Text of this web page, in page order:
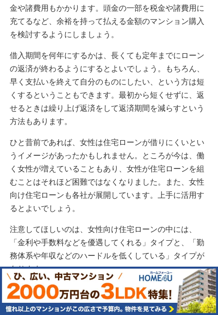
金や諸費用もかかります。頭金の一部を税金や諸費用に
充てるなど、余裕を持って払える金額のマンション購入
を検討するようにしましょう。
借入期間を何年にするかは、長くても定年までにローン
の返済が終わるようにするとよいでしょう。もちろん、
早く支払いを終えて自分のものにしたい、という方は短
くするということもできます。最初から短くせずに、返
せるときは繰り上げ返済をして返済期間を減らすという
方法もあります。
ひと昔前であれば、女性は住宅ローンが借りにくいとい
うイメージがあったかもしれません。ところが今は、働
く女性が増えていることもあり、女性が住宅ローンを組
むことはそれほど困難ではなくなりました。また、女性
向け住宅ローンも各社が展開しています。上手に活用す
るとよいでしょう。
注意してほしいのは、女性向け住宅ローンの中には、
「金利や手数料などを優遇してくれる」タイプと、「勤
務体系や年収などのハードルを低くしている」タイプが
あります。
後者の場合、契約社員として1年ほどしか働いていなく
ても住宅ローンの融資を受けられることもありますが、
その代わり金利タイプを選べないということもありま